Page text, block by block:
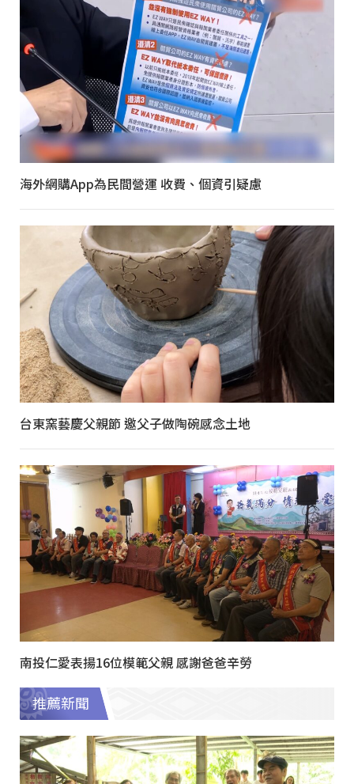
海外網購App為民間營運 收費、個資引疑慮
台東窯藝慶父親節 邀父子做陶碗感念土地
南投仁愛表揚16位模範父親 感謝爸爸辛勞
推薦新聞